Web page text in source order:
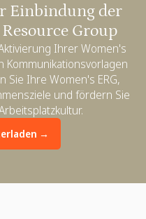
Einbindung der
Group
Ihrer Women's
Kommunikationsvorlagen
Sie Ihre Women's ERG,
und fördern Sie
→